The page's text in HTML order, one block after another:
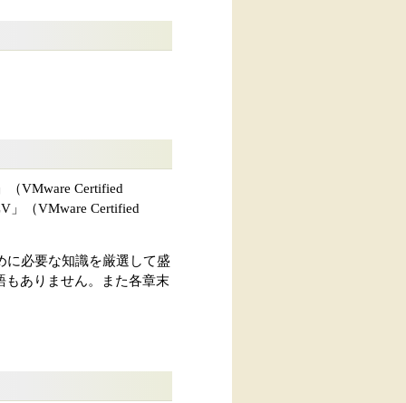
（VMware Certified
」（VMware Certified
に必要な知識を厳選して盛
もありません。また各章末